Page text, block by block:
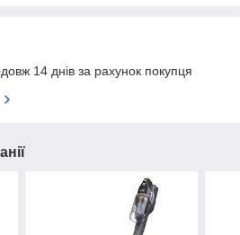
14 днів за рахунок покупця